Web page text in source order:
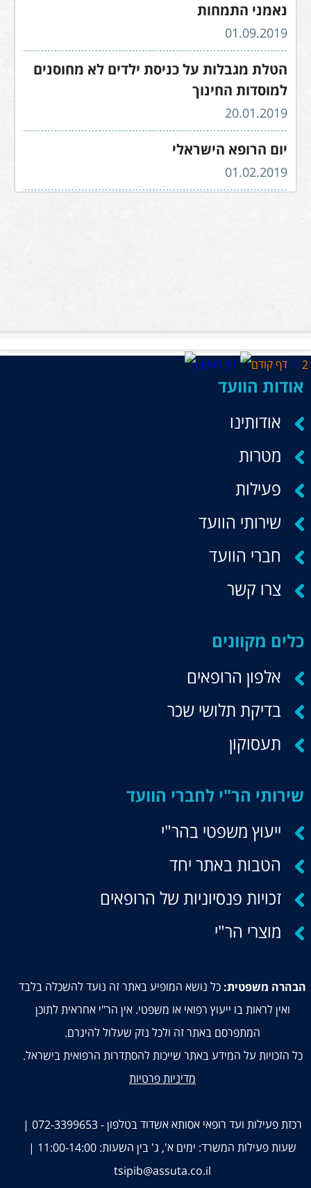
נאמני התמחות
01.09.2019
הטלת מגבלות על כניסת ילדים לא מחוסנים
למוסדות החינוך
20.01.2019
יום הרופא הישראלי
01.02.2019
12
אודות הוועד
אודותינו
מטרות
פעילות
שירותי הוועד
חברי הוועד
צרו קשר
כלים מקוונים
אלפון הרופאים
בדיקת תלושי שכר
תעסוקון
שירותי הר"י לחברי הוועד
ייעוץ משפטי בהר"י
הטבות באתר יחד
זכויות פנסיוניות של הרופאים
מוצרי הר"י
הבהרה משפטית: כל נושא המופיע באתר זה נועד להשכלה בלבד
ואין לראות בו ייעוץ רפואי או משפטי. אין הר"י אחראית לתוכן
המתפרסם באתר זה ולכל נזק שעלול להיגרם.
כל הזכויות על המידע באתר שייכות להסתדרות הרפואית בישראל.
מדיניות פרטיות
רכזת פעילות ועד רופאי אסותא אשדוד בטלפון - 072-3399653 |
שעות פעילות המשרד: ימים א', ג' בין השעות: 11:00-14:00 |
tsipib@assuta.co.il